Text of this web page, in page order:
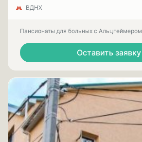
ВДНХ
Пансионаты для больных с Альцгеймером
Оставить заявку